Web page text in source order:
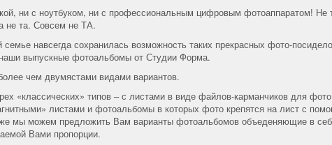
ни с ноутбуком, ни с профессиональным цифровым фотоаппаратом! Не
не та. Совсем не ТА.
навсегда сохранилась возможность таких прекрасных фото-
выпускные фотоальбомы от Студии Форма.
чем двумястами видами вариантов.
«классических» типов – с листами в виде файлов-карманчиков для
листами и фотоальбомы в которых фото крепятся на лист с
мы можем предложить Вам варианты фотоальбомов объеденяющие в
Вами пропорции.